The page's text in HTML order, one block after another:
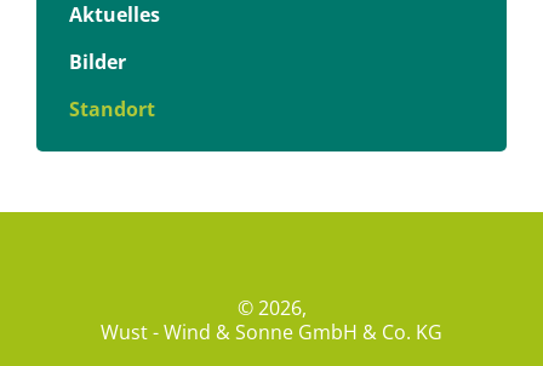
Aktuelles
Bilder
Standort
© 2026,
Wust - Wind & Sonne GmbH & Co. KG